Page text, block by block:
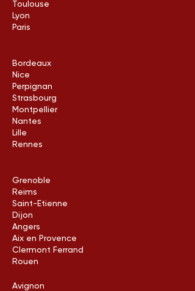
Toulouse
Lyon
Paris
Bordeaux
Nice
Perpignan
Strasbourg
Montpellier
Nantes
Lille
Rennes
Grenoble
Reims
Saint-Etienne
Dijon
Angers
Aix en Provence
Clermont Ferrand
Rouen
Avignon